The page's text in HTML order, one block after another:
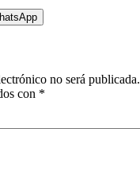
no será publicada.
con *